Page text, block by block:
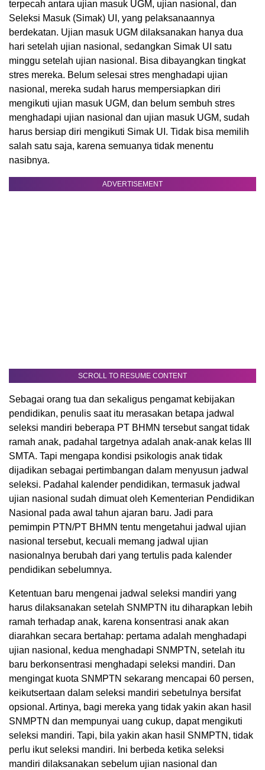
terpecah antara ujian masuk UGM, ujian nasional, dan
Seleksi Masuk (Simak) UI, yang pelaksanaannya
berdekatan. Ujian masuk UGM dilaksanakan hanya dua
hari setelah ujian nasional, sedangkan Simak UI satu
minggu setelah ujian nasional. Bisa dibayangkan tingkat
stres mereka. Belum selesai stres menghadapi ujian
nasional, mereka sudah harus mempersiapkan diri
mengikuti ujian masuk UGM, dan belum sembuh stres
menghadapi ujian nasional dan ujian masuk UGM, sudah
harus bersiap diri mengikuti Simak UI. Tidak bisa memilih
salah satu saja, karena semuanya tidak menentu
nasibnya.
ADVERTISEMENT
SCROLL TO RESUME CONTENT
Sebagai orang tua dan sekaligus pengamat kebijakan
pendidikan, penulis saat itu merasakan betapa jadwal
seleksi mandiri beberapa PT BHMN tersebut sangat tidak
ramah anak, padahal targetnya adalah anak-anak kelas III
SMTA. Tapi mengapa kondisi psikologis anak tidak
dijadikan sebagai pertimbangan dalam menyusun jadwal
seleksi. Padahal kalender pendidikan, termasuk jadwal
ujian nasional sudah dimuat oleh Kementerian Pendidikan
Nasional pada awal tahun ajaran baru. Jadi para
pemimpin PTN/PT BHMN tentu mengetahui jadwal ujian
nasional tersebut, kecuali memang jadwal ujian
nasionalnya berubah dari yang tertulis pada kalender
pendidikan sebelumnya.
Ketentuan baru mengenai jadwal seleksi mandiri yang
harus dilaksanakan setelah SNMPTN itu diharapkan lebih
ramah terhadap anak, karena konsentrasi anak akan
diarahkan secara bertahap: pertama adalah menghadapi
ujian nasional, kedua menghadapi SNMPTN, setelah itu
baru berkonsentrasi menghadapi seleksi mandiri. Dan
mengingat kuota SNMPTN sekarang mencapai 60 persen,
keikutsertaan dalam seleksi mandiri sebetulnya bersifat
opsional. Artinya, bagi mereka yang tidak yakin akan hasil
SNMPTN dan mempunyai uang cukup, dapat mengikuti
seleksi mandiri. Tapi, bila yakin akan hasil SNMPTN, tidak
perlu ikut seleksi mandiri. Ini berbeda ketika seleksi
mandiri dilaksanakan sebelum ujian nasional dan